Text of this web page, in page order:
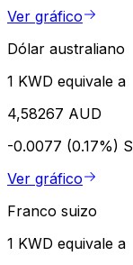
Ver gráfico
Dólar australiano
1 KWD equivale a
4,58267 AUD
-0.0077 (0.17%)
Ver gráfico
Franco suizo
1 KWD equivale a